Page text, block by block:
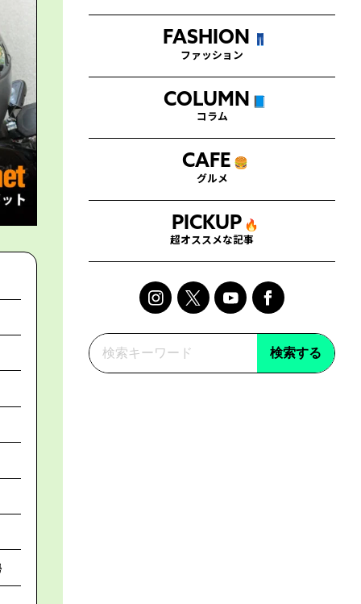
FASHION 👖
ファッション
COLUMN
コラム
CAFE 🍔
グルメ
PICKUP 🔥
超オススメな記事
検索する